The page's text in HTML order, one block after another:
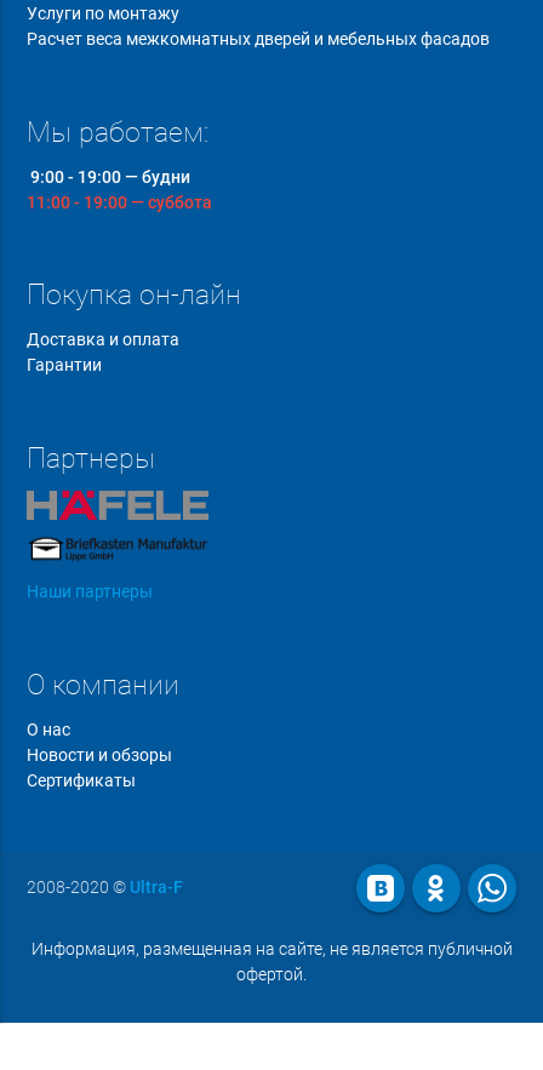
Услуги по монтажу
Расчет веса межкомнатных дверей и мебельных фасадов
Мы работаем:
9:00 - 19:00 — будни
11:00 - 19:00 — суббота
Покупка он-лайн
Доставка и оплата
Гарантии
Партнеры
Наши партнеры
О компании
О нас
Новости и обзоры
Сертификаты
2008-2020 © Ultra-F
Информация, размещенная на сайте, не является публичной
офертой.